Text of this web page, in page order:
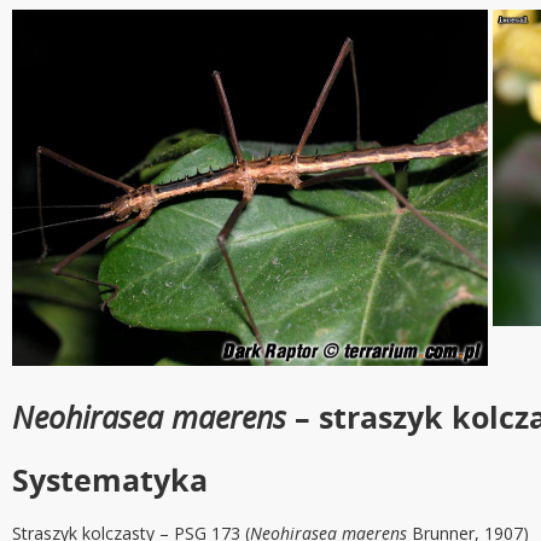
Neohirasea maerens– straszyk
Systematyka
Straszyk kolczasty – PSG 173 (Neohirasea maerens Brunner, 1907)